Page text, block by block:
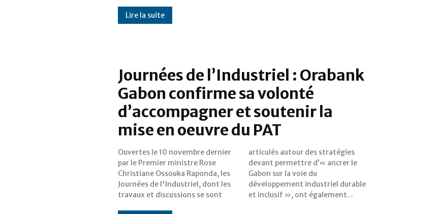
Lire la suite
Journées de l’Industriel : Orabank
Gabon confirme sa volonté
d’accompagner et soutenir la
mise en oeuvre du PAT
Ouvertes le 10 novembre dernier
par le Premier ministre Rose
Christiane Ossouka Raponda, les
Journées de l'Industriel, dont les
travaux et discussions se sont
articulés autour des stratégies
devant permettre d’« ancrer le
Gabon sur la voie du
développement industriel durable
et inclusif », ont également...